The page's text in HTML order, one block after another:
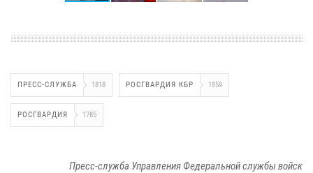
ПРЕСС-СЛУЖБА 1818 РОСГВАРДИЯ КБР 1859
РОСГВАРДИЯ 1785
Пресс-служба Управления Федеральной службы войск